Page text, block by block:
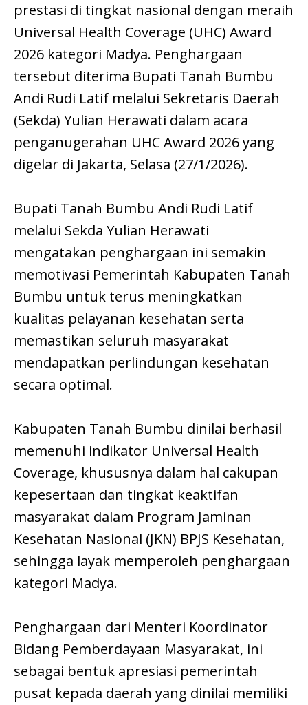
prestasi di tingkat nasional dengan meraih
Universal Health Coverage (UHC) Award
2026 kategori Madya. Penghargaan
tersebut diterima Bupati Tanah Bumbu
Andi Rudi Latif melalui Sekretaris Daerah
(Sekda) Yulian Herawati dalam acara
penganugerahan UHC Award 2026 yang
digelar di Jakarta, Selasa (27/1/2026).
Bupati Tanah Bumbu Andi Rudi Latif
melalui Sekda Yulian Herawati
mengatakan penghargaan ini semakin
memotivasi Pemerintah Kabupaten Tanah
Bumbu untuk terus meningkatkan
kualitas pelayanan kesehatan serta
memastikan seluruh masyarakat
mendapatkan perlindungan kesehatan
secara optimal.
Kabupaten Tanah Bumbu dinilai berhasil
memenuhi indikator Universal Health
Coverage, khususnya dalam hal cakupan
kepesertaan dan tingkat keaktifan
masyarakat dalam Program Jaminan
Kesehatan Nasional (JKN) BPJS Kesehatan,
sehingga layak memperoleh penghargaan
kategori Madya.
Penghargaan dari Menteri Koordinator
Bidang Pemberdayaan Masyarakat, ini
sebagai bentuk apresiasi pemerintah
pusat kepada daerah yang dinilai memiliki